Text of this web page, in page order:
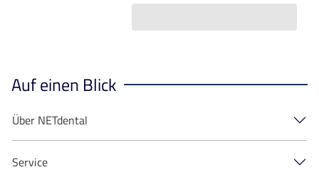
Auf einen Blick
Über NETdental
Service